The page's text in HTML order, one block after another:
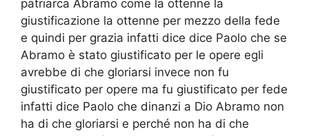
patriarca Abramo come la ottenne la
giustificazione la ottenne per mezzo della fede
e quindi per grazia infatti dice dice Paolo che se
Abramo è stato giustificato per le opere egli
avrebbe di che gloriarsi invece non fu
giustificato per opere ma fu giustificato per fede
infatti dice Paolo che dinanzi a Dio Abramo non
ha di che gloriarsi e perché non ha di che